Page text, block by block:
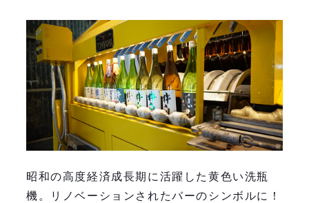
昭和の高度経済成長期に活躍した黄色い洗瓶
機。リノベーションされたバーのシンボルに！